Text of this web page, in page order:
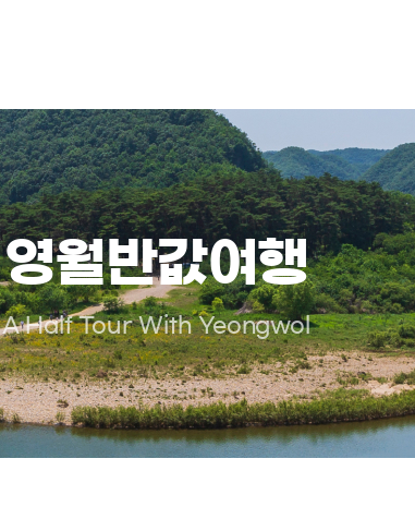
영월반값여행
A Half Tour With Yeongwol